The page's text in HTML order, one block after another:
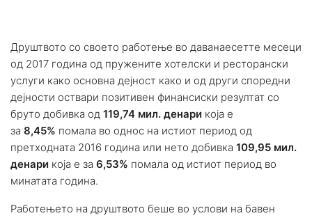
Друштвото со своето работење во даванаесетте месеци
од 2017 година од пружените хотелски и ресторански
услуги како основна дејност како и од други споредни
дејности оствари позитивен финансиски резултат со
бруто добивка од 119,74 мил. денари која е
за 8,45% помала во однос на истиот период од
претходната 2016 година или нето добивка 109,95 мил.
денари која е за 6,53% помала од истиот период во
минатата година.
Работењето на друштвото беше во услови на бавен